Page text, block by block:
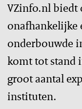
VZinfo.nl biedt
onafhankelijke
onderbouwde
komt tot stand
groot aantal
instituten.